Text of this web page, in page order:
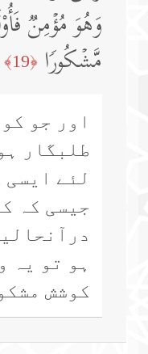
وَهُوَ مُؤۡمِنࣱ
مَّشۡكُورࣰا ﴿19﴾
اور جو
طلبگار
لئے
جیسی کہ
ہو تو یہ
کوشش